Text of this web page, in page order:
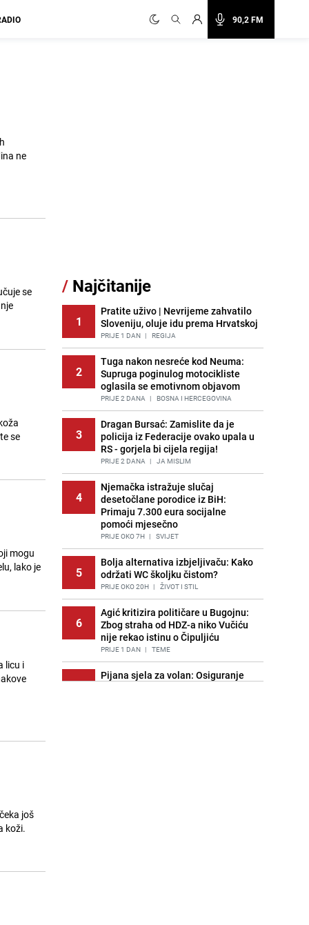
90,2 FM
ne
se
se
mogu
lako je
licu i
još
koži.
/ Najčitanije
1
Pratite uživo | Nevrijeme zahvatilo
Sloveniju, oluje idu prema Hrvatskoj
PRIJE 1 DAN | REGIJA
2
Tuga nakon nesreće kod Neuma:
Supruga poginulog motocikliste
oglasila se emotivnom objavom
PRIJE 2 DANA | BOSNA I HERCEGOVINA
3
Dragan Bursać: Zamislite da je
policija iz Federacije ovako upala u
RS - gorjela bi cijela regija!
PRIJE 2 DANA | JA MISLIM
4
Njemačka istražuje slučaj
desetočlane porodice iz BiH:
Primaju 7.300 eura socijalne
pomoći mjesečno
PRIJE OKO 7H | SVIJET
5
Bolja alternativa izbjeljivaču: Kako
održati WC školjku čistom?
PRIJE OKO 20H | ŽIVOT I STIL
6
Agić kritizira političare u Bugojnu:
Zbog straha od HDZ-a niko Vučiću
nije rekao istinu o Čipuljiću
PRIJE 1 DAN | TEME
7
Pijana sjela za volan: Osiguranje